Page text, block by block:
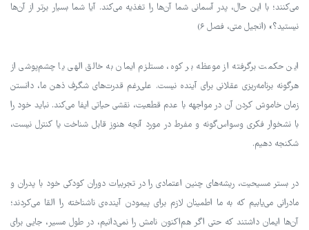
می‌کنند؛ با این حال، پدر آسمانی شما آن‌ها را تغذیه می‌کند. آیا شما بسیار برتر از آن‌ها
نیستید؟» (انجیل متی، فصل ۶)
این حكمت برگرفته از موعظه بر كوه، مستلزم ايمان به خالق الهي يا چشم‌پوشي از
هرگونه برنامه‌ریزی عقلانی برای آینده نیست. علی‌رغم قدرت‌های شگرف ذهن ما، دانستن
زمان خاموش كردن آن در مواجهه با عدم قطعیت، نقشی حیاتی ایفا می‌كند. نباید خود را
با نشخوار فكری وسواس‌گونه و مفرط در مورد آنچه هنوز قابل شناخت یا كنترل نیست،
شكنجه دهيم.
در بستر مسیحیت، ریشه‌های چنین اعتمادی را در تجربیات دوران کودکی خود با پدران و
مادرانی می‌یابیم که به ما اطمینان لازم برای پیمودن آینده‌ی ناشناخته را القا می‌کردند؛
آن‌ها ایمان داشتند که حتی اگر هم‌اکنون نامش را نمی‌دانیم، در طول مسیر، جایی برای